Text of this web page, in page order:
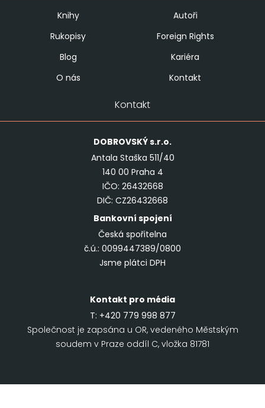
Knihy
Autoři
Rukopisy
Foreign Rights
Blog
Kariéra
O nás
Kontakt
Kontakt
DOBROVSKÝs.r.o.
Antala Staška 511/40
140 00 Praha 4
IČO: 26432668
DIČ: CZ26432668
Bankovní spojení
Česká spořitelna
č.ú.: 0099447389/0800
Jsme plátci DPH
Kontakt pro média
T: +420 779 998 877
Společnost je zapsána u OR, vedeného Městským
soudem v Praze oddíl C, vložka 81781